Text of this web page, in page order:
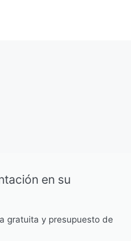
en su
gratuita y presupuesto de